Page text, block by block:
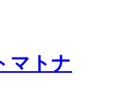
マトナ